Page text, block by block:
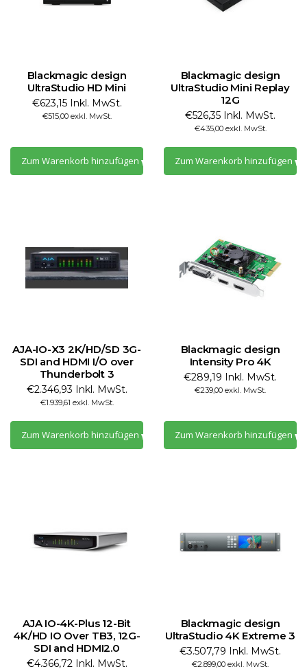
Blackmagic design
UltraStudio HD Mini
€623,15 Inkl. MwSt.
€515,00 exkl. MwSt.
Zum Warenkorb hinzufügen
Blackmagic design
UltraStudio Mini Replay
12G
€526,35 Inkl. MwSt.
€435,00 exkl. MwSt.
Zum Warenkorb hinzufügen
AJA-IO-X3 2K/HD/SD 3G-
SDI and HDMI I/O over
Thunderbolt 3
€2.346,93 Inkl. MwSt.
€1.939,61 exkl. MwSt.
Zum Warenkorb hinzufügen
Blackmagic design
Intensity Pro 4K
€289,19 Inkl. MwSt.
€239,00 exkl. MwSt.
Zum Warenkorb hinzufügen
AJA IO-4K-Plus 12-Bit
4K/HD IO Over TB3, 12G-
SDI and HDMI2.0
€4.366,72 Inkl. MwSt.
Blackmagic design
UltraStudio 4K Extreme 3
€3.507,79 Inkl. MwSt.
€2.899,00 exkl. MwSt.